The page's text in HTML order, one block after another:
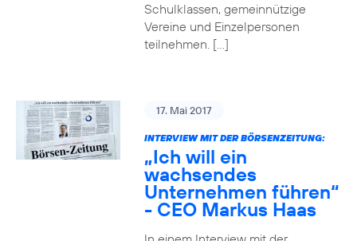
Schulklassen, gemeinnützige
Vereine und Einzelpersonen
teilnehmen. […]
17. Mai 2017
INTERVIEW MIT DER BÖRSENZEITUNG:
„Ich will ein
wachsendes
Unternehmen führen“
- CEO Markus Haas